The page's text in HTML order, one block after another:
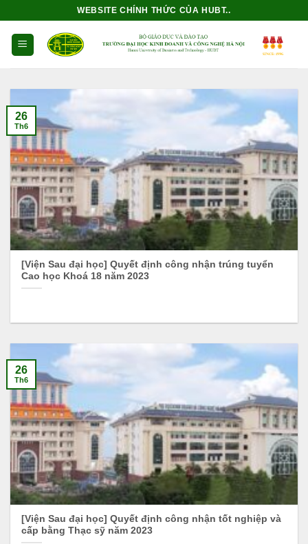
dung
WEBSITE CHÍNH THỨC CỦA HUBT..
[Viện Sau đại học] Quyết định công nhận trúng tuyển
Cao học Khoá 18 năm 2023
26
Th6
[Viện Sau đại học] Quyết định công nhận tốt nghiệp và
cấp bằng Thạc sỹ năm 2023
26
Th6